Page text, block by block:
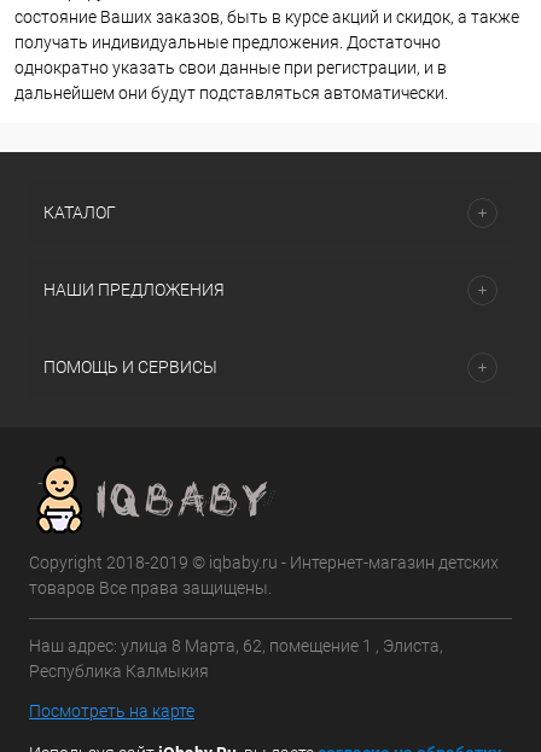
состояние Ваших заказов, быть в курсе акций и скидок, а также
получать индивидуальные предложения. Достаточно
однократно указать свои данные при регистрации, и в
дальнейшем они будут подставляться автоматически.
КАТАЛОГ
НАШИ ПРЕДЛОЖЕНИЯ
ПОМОЩЬ И СЕРВИСЫ
Copyright 2018-2019 © iqbaby.ru - Интернет-магазин детских
товаров Все права защищены.
Наш адрес: улица 8 Марта, 62, помещение 1 , Элиста,
Республика Калмыкия
Посмотреть на карте